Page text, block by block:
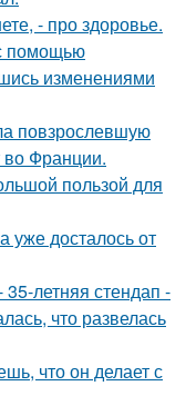
- про здоровье.
помощью
изменениями
повзрослевшую
во Франции.
пользой для
уже досталось от
летняя стендап -
что развелась
что он делает с